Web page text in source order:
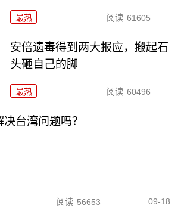
最热 阅读 61605
安倍遗毒得到两大报应，搬起石
头砸自己的脚
最热 阅读 60496
台湾问题吗？
阅读 56653 09-18